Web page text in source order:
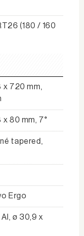
(180 / 160
x 720 mm,
x 80 mm, 7°
tapered,
Ergo
ø 30,9 x